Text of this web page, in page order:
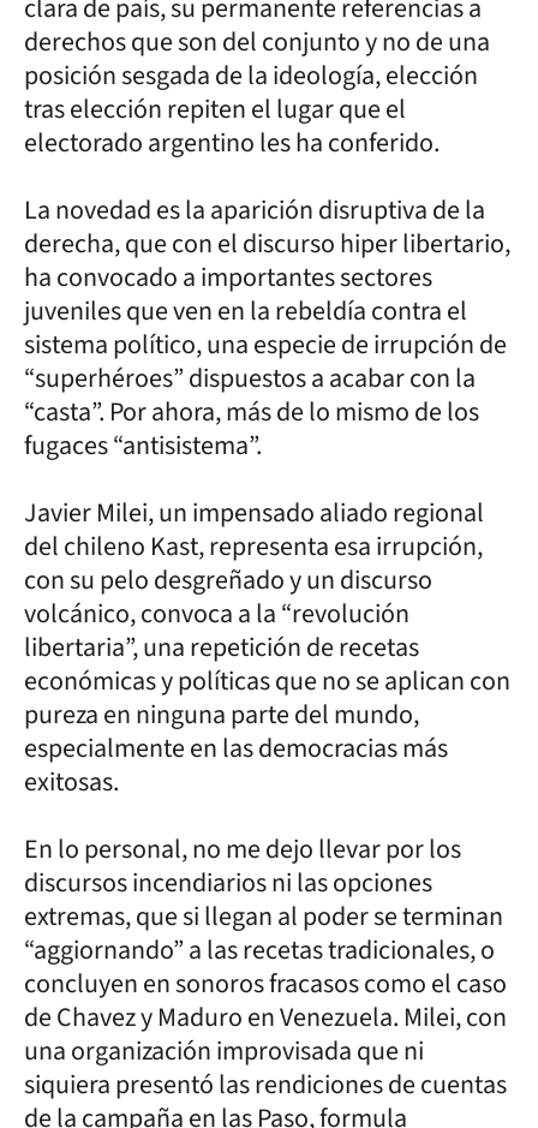
clara de país, su permanente referencias a
derechos que son del conjunto y no de una
posición sesgada de la ideología, elección
tras elección repiten el lugar que el
electorado argentino les ha conferido.
La novedad es la aparición disruptiva de la
derecha, que con el discurso hiper libertario,
ha convocado a importantes sectores
juveniles que ven en la rebeldía contra el
sistema político, una especie de irrupción de
“superhéroes” dispuestos a acabar con la
“casta”. Por ahora, más de lo mismo de los
fugaces “antisistema”.
Javier Milei, un impensado aliado regional
del chileno Kast, representa esa irrupción,
con su pelo desgreñado y un discurso
volcánico, convoca a la “revolución
libertaria”, una repetición de recetas
económicas y políticas que no se aplican con
pureza en ninguna parte del mundo,
especialmente en las democracias más
exitosas.
En lo personal, no me dejo llevar por los
discursos incendiarios ni las opciones
extremas, que si llegan al poder se terminan
“aggiornando” a las recetas tradicionales, o
concluyen en sonoros fracasos como el caso
de Chavez y Maduro en Venezuela. Milei, con
una organización improvisada que ni
siquiera presentó las rendiciones de cuentas
de la campaña en las Paso, formula